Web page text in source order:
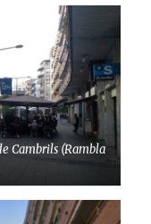
Cambrils (Rambla